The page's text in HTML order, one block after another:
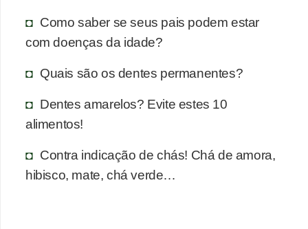
Como saber se seus pais podem estar
com doenças da idade?
Quais são os dentes permanentes?
Dentes amarelos? Evite estes 10
alimentos!
Contra indicação de chás! Chá de amora,
hibisco, mate, chá verde…